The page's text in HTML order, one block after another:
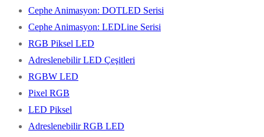
Cephe Animasyon: DOTLED Serisi
Cephe Animasyon: LEDLine Serisi
RGB Piksel LED
Adreslenebilir LED Çeşitleri
RGBW LED
Pixel RGB
LED Piksel
Adreslenebilir RGB LED